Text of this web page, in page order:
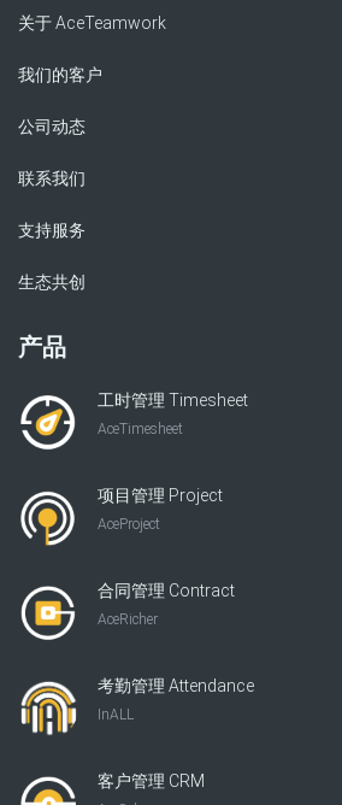
关于 AceTeamwork
我们的客户
公司动态
联系我们
支持服务
生态共创
产品
工时管理 Timesheet
AceTimesheet
项目管理 Project
AceProject
合同管理 Contract
AceRicher
考勤管理 Attendance
InALL
客户管理 CRM